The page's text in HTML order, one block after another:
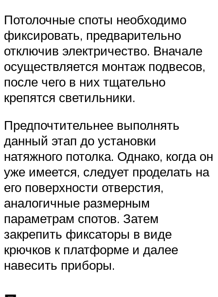
Потолочные споты необходимо
фиксировать, предварительно
отключив электричество. Вначале
осуществляется монтаж подвесов,
после чего в них тщательно
крепятся светильники.
Предпочтительнее выполнять
данный этап до установки
натяжного потолка. Однако, когда он
уже имеется, следует проделать на
его поверхности отверстия,
аналогичные размерным
параметрам спотов. Затем
закрепить фиксаторы в виде
крючков к платформе и далее
навесить приборы.